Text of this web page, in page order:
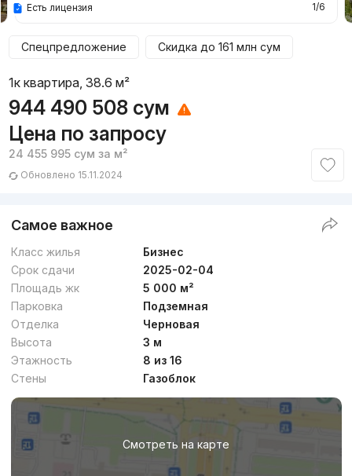
1/6
Есть лицензия
Спецпредложение Скидка до 161 млн сум
1к квартира, 38.6 м²
944 490 508 сум
Цена по запросу
24 455 995 сум за м²
Обновлено 15.11.2024
Самое важное
Класс жилья
Бизнес
Срок сдачи
2025-02-04
Площадь жк
5 000 м²
Парковка
Подземная
Отделка
Черновая
Высота
3 м
Этажность
8 из 16
Стены
Газоблок
Смотреть на карте